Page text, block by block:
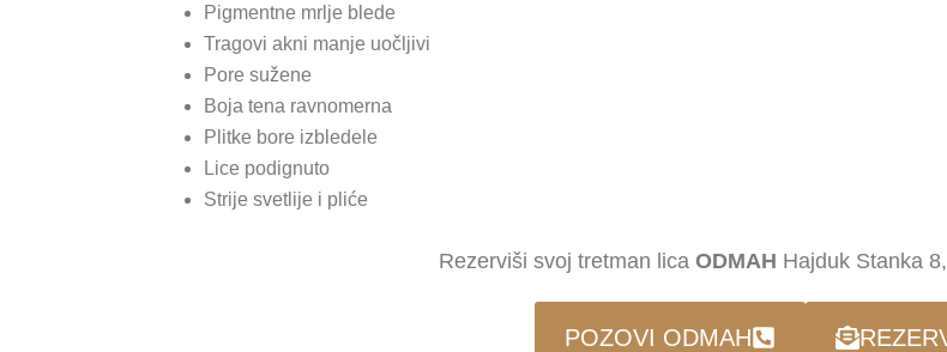
Pigmentne mrlje blede
Tragovi akni manje uočljivi
Pore sužene
Boja tena ravnomerna
Plitke bore izbledele
Lice podignuto
Strije svetlije i pliće
Rezerviši svoj tretman lica ODMAH Hajduk Stanka
POZOVI ODMAH